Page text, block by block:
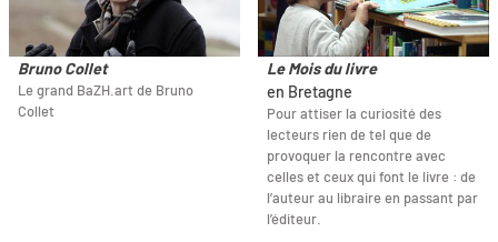
Bruno Collet
Le grand BaZH.art de Bruno
Collet
Le Mois du livre
en Bretagne
Pour attiser la curiosité des
lecteurs rien de tel que de
provoquer la rencontre avec
celles et ceux qui font le livre : de
l’auteur au libraire en passant par
l’éditeur.